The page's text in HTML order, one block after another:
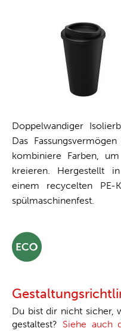
Doppelwandiger
Das
kombiniere Farben,
kreieren. Hergestellt
einem recycelten PE-
spülmaschinenfest.
Du bist dir nicht sicher,
gestaltest? Siehe auch